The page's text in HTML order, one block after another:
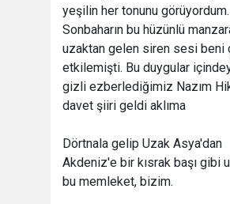
yeşilin her tonunu görüyordum.
Sonbaharın bu hüzünlü
uzaktan gelen siren sesi beni
etkilemişti. Bu duygular
gizli ezberlediğimiz Nazım
davet şiiri geldi aklıma
Dörtnala gelip Uzak Asya'dan
Akdeniz'e bir kısrak başı gibi
bu memleket, bizim.